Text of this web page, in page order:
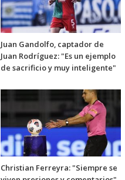
Juan Gandolfo, captador de
Juan Rodríguez: "Es un ejemplo
de sacrificio y muy inteligente"
Christian Ferreyra: "Siempre se